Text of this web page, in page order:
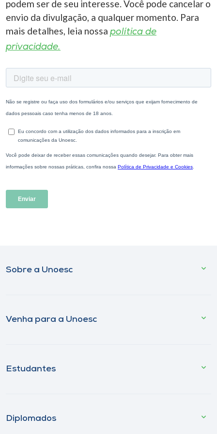
podem ser de seu interesse. Você pode cancelar o
envio da divulgação, a qualquer momento. Para
mais detalhes, leia nossa política de
privacidade.
Sobre a Unoesc
Venha para a Unoesc
Estudantes
Diplomados